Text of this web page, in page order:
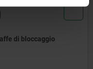
di bloccaggio